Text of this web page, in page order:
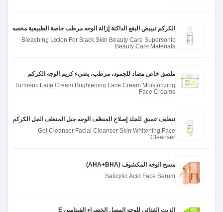
الكركم تبييض البقع الداكنة إزالة الوجه مرطب خاصة الطبيعية مخصصة
Bleaching Lotion For Black Skin Beauty Care Supersonic
Beauty Care Materials
ملصق خاص مضاد للجمود، مرطب، يضيء كريم الوجه الكركم
Turmeric Face Cream Brightening Face Cream Moisturizing
Face Creams
تنظيف عميق للجلد إصلاح المنظف الوجه جيل المنظف الجل الكركم
Gel Cleanser Facial Cleanser Skin Whitening Face
Cleanser
مسح الوجه المكشوف (AHA+BHA)
Salicylic Acid Face Serum
الزيت الغذائي للوجه المصل الخضراء الفيتامين E